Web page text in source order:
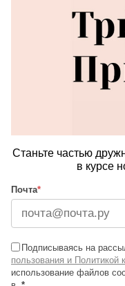
Станьте частью
в курсе
Почта*
Подписываясь на
пользования и Политикой
использование файлов